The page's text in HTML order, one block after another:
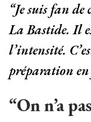
“Je suis fan
La Bastide. Il
l’intensité.
préparation
“On n’a